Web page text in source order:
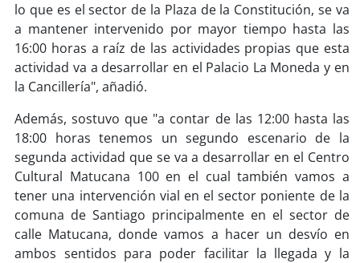
lo que es el sector de la Plaza de la Constitución, se va
a mantener intervenido por mayor tiempo hasta las
16:00 horas a raíz de las actividades propias que esta
actividad va a desarrollar en el Palacio La Moneda y en
la Cancillería", añadió.
Además, sostuvo que "a contar de las 12:00 hasta las
18:00 horas tenemos un segundo escenario de la
segunda actividad que se va a desarrollar en el Centro
Cultural Matucana 100 en el cual también vamos a
tener una intervención vial en el sector poniente de la
comuna de Santiago principalmente en el sector de
calle Matucana, donde vamos a hacer un desvío en
ambos sentidos para poder facilitar la llegada y la